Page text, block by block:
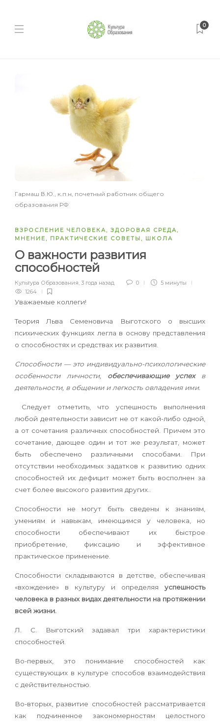
0
Гармаш В.Ю., к.п.н, почетный работник общего
образования РФ
ВЗРОСЛЕНИЕ ЧЕЛОВЕКА, ЗДОРОВАЯ СРЕДА,
МНЕНИЕ, ПРАКТИЧЕСКИЕ СОВЕТЫ, ШКОЛА
О важности развития
способностей
Культура Образования, 3 года назад 0
5 минуты
1264
Уважаемые коллеги!
Теория Льва Семеновича Выготского о высших
психических функциях легла в основу представления
о способностях и средствах их развития.
Способности — это индивидуально-психологические
особенности личности, обеспечивающие успех в
деятельности, в общении и легкость овладения ими.
Следует отметить, что успешность выполнения
любой деятельности зависит не от какой-либо одной,
а от сочетания различных способностей. Причем это
сочетание, дающее один и тот же результат, может
быть обеспечено различными способами. При
отсутствии необходимых задатков к развитию одних
способностей их дефицит может быть восполнен за
счет более высокого развития других..
Способности не могут быть сведены к знаниям,
умениям и навыкам, имеющимся у человека, но
способности обеспечивают их быстрое
приобретение, фиксацию и эффективное
практическое применение.
Способности складываются в детстве, обеспечивая
«вхождение» в культуру и определяя успешность
человека в разных видах деятельности на протяжении
всей жизни.
Л. С. Выготский задавал три характеристики
способностей.
Во-первых, это понимание способностей как
существующих в культуре способов взаимодействия
с действительностью.
Во-вторых, развитие способностей рассматривается
как подчиненное закономерностям целостного